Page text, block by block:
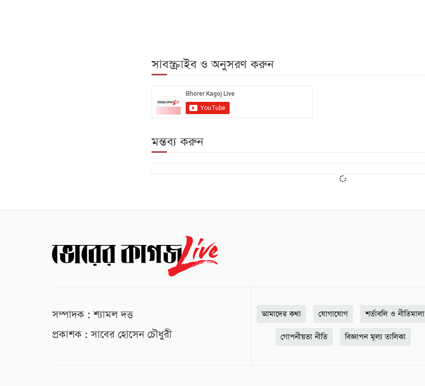
সাবস্ক্রাইব ও অনুসরণ করুন
মন্তব্য করুন
সম্পাদক : শ্যামল দত্ত
প্রকাশক : সাবের হোসেন চৌধুরী
আমাদের কথা যোগাযোগ শর্তাবলি ও নীতিমালা
গোপনীয়তা নীতি বিজ্ঞাপন মূল্য তালিকা